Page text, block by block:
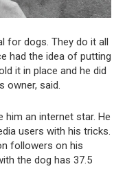
for dogs. They do it all
had the idea of ​​putting
it in place and he did
owner, said.
him an internet star. He
users with his tricks.
followers on his
the dog has 37.5